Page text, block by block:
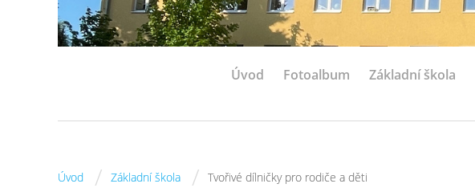
Úvod Fotoalbum Základní škola
Úvod / Základní škola / Tvořivé dílničky pro rodiče a děti